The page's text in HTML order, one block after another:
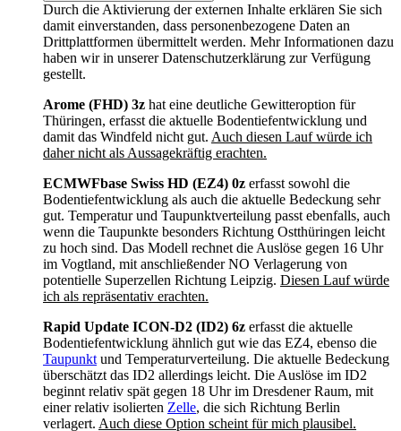
Durch die Aktivierung der externen Inhalte erklären Sie sich
damit einverstanden, dass personenbezogene Daten an
Drittplattformen übermittelt werden. Mehr Informationen dazu
haben wir in unserer Datenschutzerklärung zur Verfügung
gestellt.
Arome (FHD) 3z hat eine deutliche Gewitteroption für
Thüringen, erfasst die aktuelle Bodentiefentwicklung und
damit das Windfeld nicht gut. Auch diesen Lauf würde ich
daher nicht als Aussagekräftig erachten.
ECMWFbase Swiss HD (EZ4) 0z erfasst sowohl die
Bodentiefentwicklung als auch die aktuelle Bedeckung sehr
gut. Temperatur und Taupunktverteilung passt ebenfalls, auch
wenn die Taupunkte besonders Richtung Ostthüringen leicht
zu hoch sind. Das Modell rechnet die Auslöse gegen 16 Uhr
im Vogtland, mit anschließender NO Verlagerung von
potentielle Superzellen Richtung Leipzig. Diesen Lauf würde
ich als repräsentativ erachten.
Rapid Update ICON-D2 (ID2) 6z erfasst die aktuelle
Bodentiefentwicklung ähnlich gut wie das EZ4, ebenso die
Taupunkt und Temperaturverteilung. Die aktuelle Bedeckung
überschätzt das ID2 allerdings leicht. Die Auslöse im ID2
beginnt relativ spät gegen 18 Uhr im Dresdener Raum, mit
einer relativ isolierten Zelle, die sich Richtung Berlin
verlagert. Auch diese Option scheint für mich plausibel.